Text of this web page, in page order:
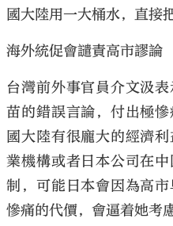
國大陸用一大桶水，直接
海外統促會譴責高市謬論
台灣前外事官員介文汲
苗的錯誤言論，付出極
國大陸有很龐大的經濟
業機構或者日本公司在
制，可能日本會因為高
慘痛的代價，會逼着她考